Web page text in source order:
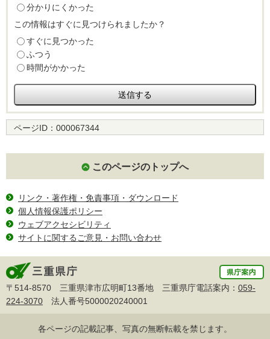
分かりにくかった
この情報はすぐに見つけられましたか？
すぐに見つかった
ふつう
時間がかかった
ページID： 000067344
このページのトップへ
リンク・著作権・免責事項・ダウンロード
個人情報保護ポリシー
ウェブアクセシビリティ
サイトに関するご意見・お問い合わせ
〒514-8570 三重県津市広明町13番地 三重県庁電話案内： 059-
224-3070 法人番号5000020240001
各ページの記載記事、写真の無断転載を禁じます。